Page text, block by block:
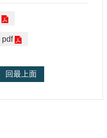
pdf
回最上面